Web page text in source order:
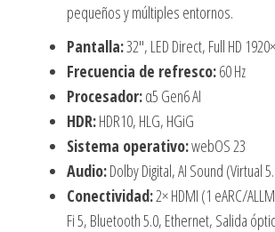
pequeños y múltiples entornos.
Pantalla:32″, LED Direct, Full HD
Frecuencia de refresco:60 Hz
Procesador:α5 Gen6 AI
HDR:HDR10, HLG, HGiG
Sistema operativo:webOS 23
Audio:Dolby Digital, AI Sound (Virtual
Conectividad:2× HDMI (1 eARC/
Fi 5, Bluetooth 5.0, Ethernet, Salida